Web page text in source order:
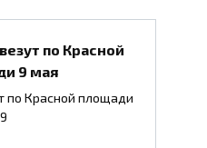
по Красной
9 мая
по Красной площади
9